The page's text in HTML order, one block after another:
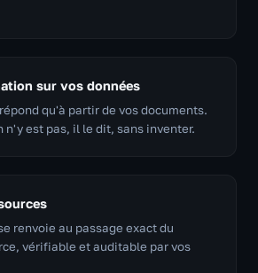
sur vos données
qu'à partir de vos documents.
n'y est pas, il le dit, sans inventer.
renvoie au passage exact du
vérifiable et auditable par vos